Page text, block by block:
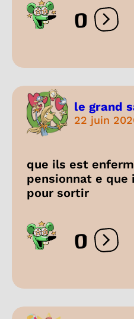
0
le grand
22 juin
que ils est
pensionnat e
pour sortir
0